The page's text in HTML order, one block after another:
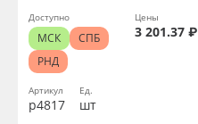
Артикул
р4817
Ед.
шт
Цены
3 201.37 ₽
Доступно
МСК
СПБ
РНД